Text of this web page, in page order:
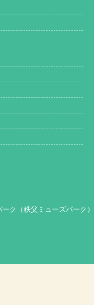
ク（秩父ミューズパーク）